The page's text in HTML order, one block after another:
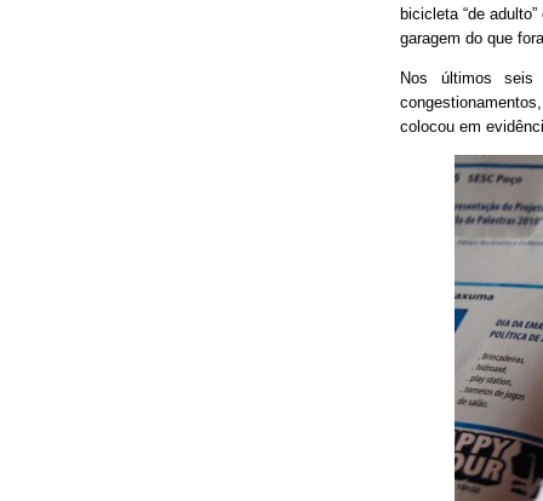
bicicleta “de
garagem do que
Nos últimos seis
colocou em